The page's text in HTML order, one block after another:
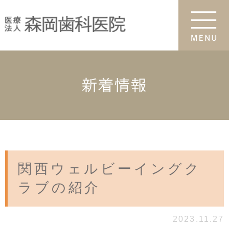
新着情報
関西ウェルビーイングク
ラブの紹介
2023.11.27